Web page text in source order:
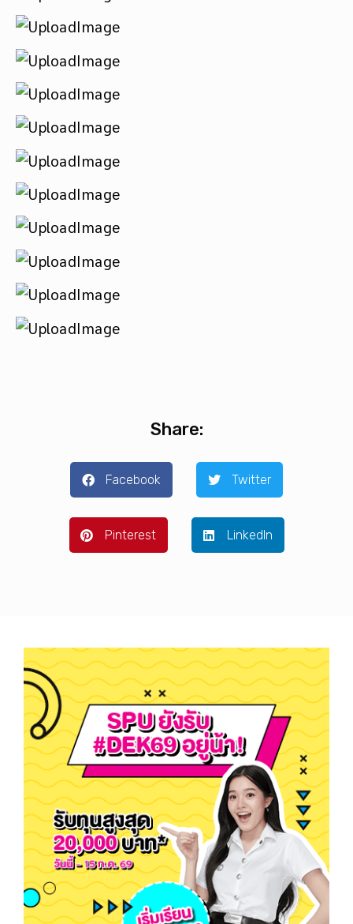
Share:
Facebook Twitter
Pinterest LinkedIn